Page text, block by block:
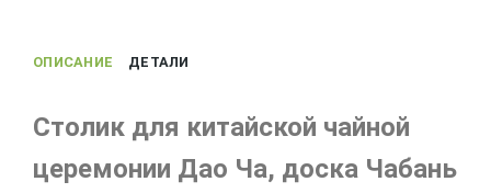
эко
48х28х6
см
ОПИСАНИЕ ДЕТАЛИ
Столик для китайской чайной
церемонии Дао Ча, доска Чабань